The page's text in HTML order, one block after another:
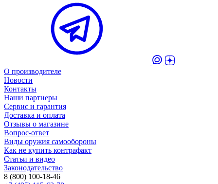
О производителе
Новости
Контакты
Наши партнеры
Сервис и гарантия
Доставка и оплата
Отзывы о магазине
Вопрос-ответ
Виды оружия самообороны
Как не купить контрафакт
Статьи и видео
Законодательство
8 (800) 100-18-46